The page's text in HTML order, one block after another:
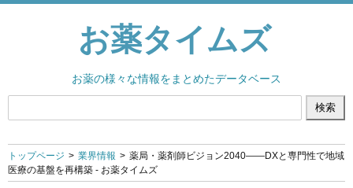
お薬タイムズ
お薬の様々な情報をまとめたデータベース
トップページ 業界情報
薬局・薬剤師ビジョン2040――DXと専門性で地域
医療の基盤を再構築 - お薬タイムズ